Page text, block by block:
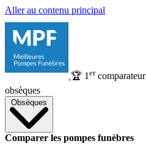
Aller au contenu principal
🏆 1 ercomparateur
obsèques
Obsèques
Comparer les pompes funèbres